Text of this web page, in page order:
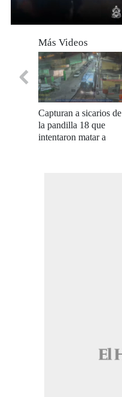
seconds
seconds
Más Videos
Capturan a sicarios de
la pandilla 18 que
intentaron matar a